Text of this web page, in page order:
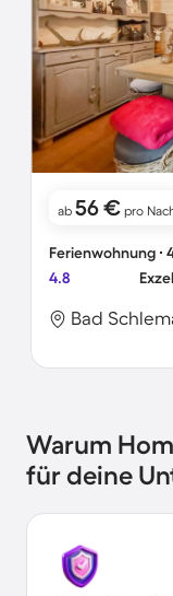
ab 56 € pro
Ferienwohnung ∙
4.8
Warum
für deine